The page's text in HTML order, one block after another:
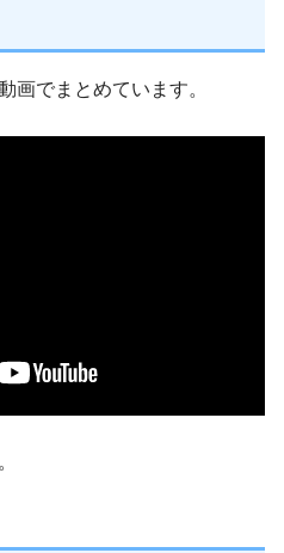
画でまとめています。